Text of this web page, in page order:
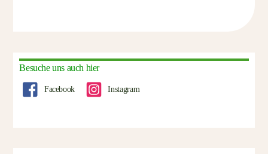
Besuche uns auch hier
Facebook Instagram